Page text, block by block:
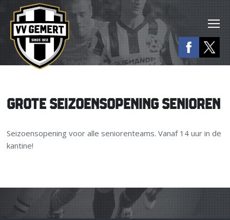
GROTE SEIZOENSOPENING SENIOREN
Seizoensopening voor alle seniorenteams. Vanaf 14 uur in de
kantine!